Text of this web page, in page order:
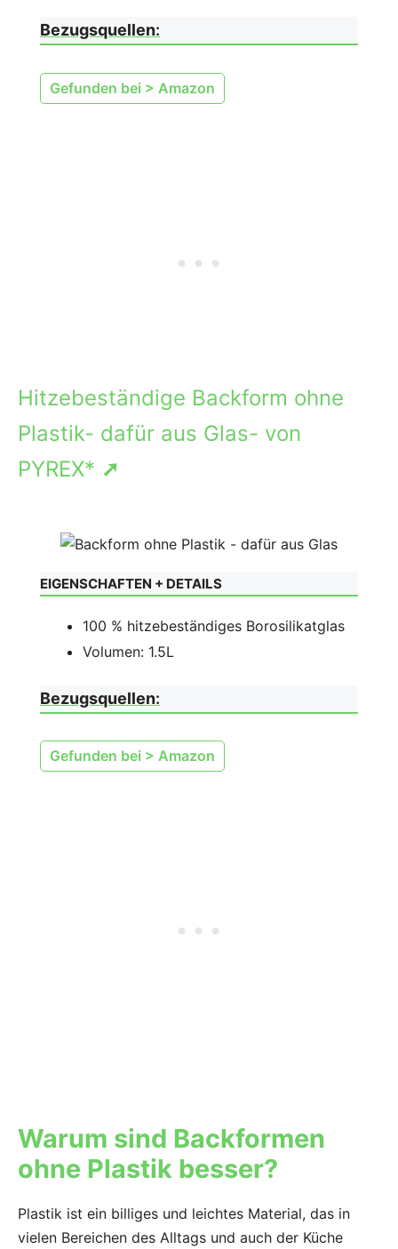
Bezugsquellen:
Gefunden bei > Amazon
Hitzebeständige Backform ohne
Plastik- dafür aus Glas- von
PYREX* ➚
EIGENSCHAFTEN + DETAILS
100 % hitzebeständiges Borosilikatglas
Volumen: 1.5L
Bezugsquellen:
Gefunden bei > Amazon
Warum sind Backformen
ohne Plastik besser?
Plastik ist ein billiges und leichtes Material, das in
vielen Bereichen des Alltags und auch der Küche